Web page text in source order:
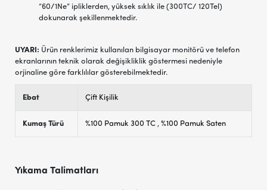
“60/1Ne” ipliklerden, yüksek sıklık ile (300TC/ 120Tel)
dokunarak şekillenmektedir.
UYARI: Ürün renklerimiz kullanılan bilgisayar monitörü ve telefon
ekranlarının teknik olarak değişikliklik göstermesi nedeniyle
orjinaline göre farklılılar gösterebilmektedir.
Ebat Çift Kişilik
Kumaş Türü %100 Pamuk 300 TC , %100 Pamuk Saten
Yıkama Talimatları